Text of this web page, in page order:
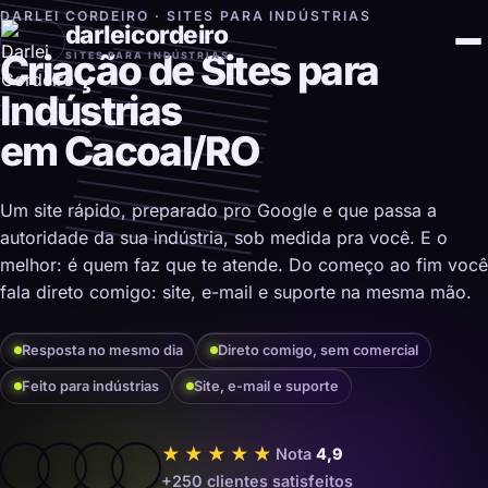
darleicordeiro
SITES PARA INDÚSTRIAS
DARLEI CORDEIRO · SITES PARA INDÚSTRIAS
Criação de Sites para
Indústrias
em Cacoal/RO
Um site rápido, preparado pro Google e que passa a
autoridade da sua indústria, sob medida pra você. E o
melhor: é quem faz que te atende. Do começo ao fim você
fala direto comigo: site, e-mail e suporte na mesma mão.
Resposta no mesmo dia Direto comigo, sem comercial
Feito para indústrias Site, e-mail e suporte
★★★★★ Nota 4,9
+250 clientes satisfeitos